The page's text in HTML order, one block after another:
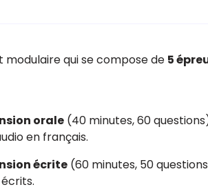
modulaire qui se compose de 5
orale (40 minutes, 60
en français.
écrite (60 minutes, 50